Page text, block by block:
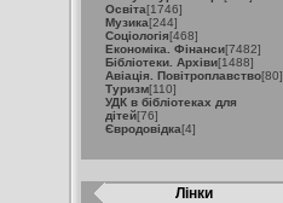
Освіта[1746]
Музика[244]
Соціологія[468]
Економіка. Фінанси[7482]
Бібліотеки. Архіви[1488]
Авіація. Повітроплавство[80]
Туризм[110]
УДК в бібліотеках для
дітей[76]
Євродовідка[4]
Лінки